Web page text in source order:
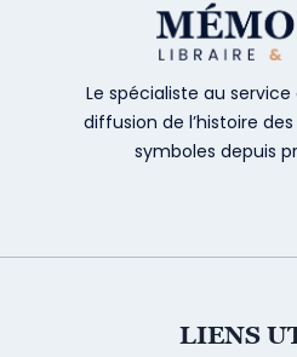
Le spécialiste au service
diffusion de l’histoire
symboles depuis
LIENS